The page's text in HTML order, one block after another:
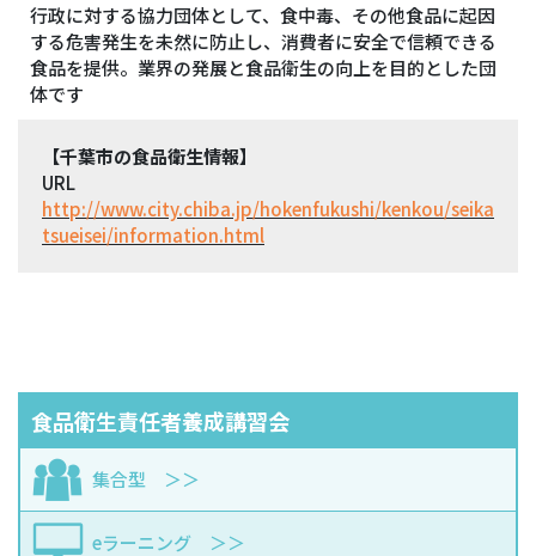
行政に対する協力団体として、食中毒、その他食品に起因
する危害発生を未然に防止し、消費者に安全で信頼できる
食品を提供。業界の発展と食品衛生の向上を目的とした団
体です
【千葉市の食品衛生情報】
URL
http://www.city.chiba.jp/hokenfukushi/kenkou/seika
tsueisei/information.html
食品衛生責任者養成講習会
集合型
eラーニング